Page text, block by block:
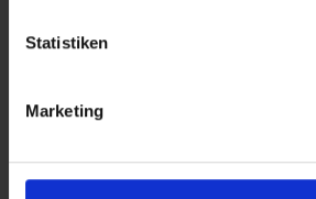
Statistiken
Marketing